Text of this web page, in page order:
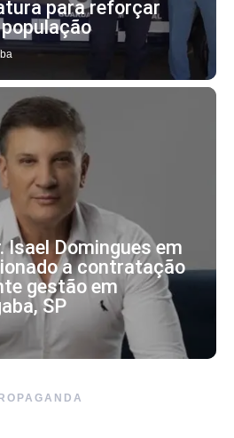
para reforçar
Isael Domingues em
a contratação
gestão em
SP